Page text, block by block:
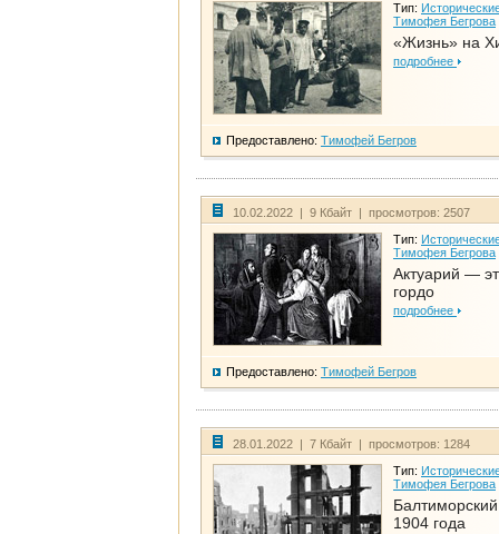
Тип:
Тимофея Бегрова
«Жизнь» на
подробнее
Предоставлено: Тимофей Бегров
10.02.2022 | 9 Кбайт | просмотров: 2507
Тип:
Тимофея Бегрова
Актуарий —
гордо
подробнее
Предоставлено: Тимофей Бегров
28.01.2022 | 7 Кбайт | просмотров: 1284
Тип:
Тимофея Бегрова
1904 года